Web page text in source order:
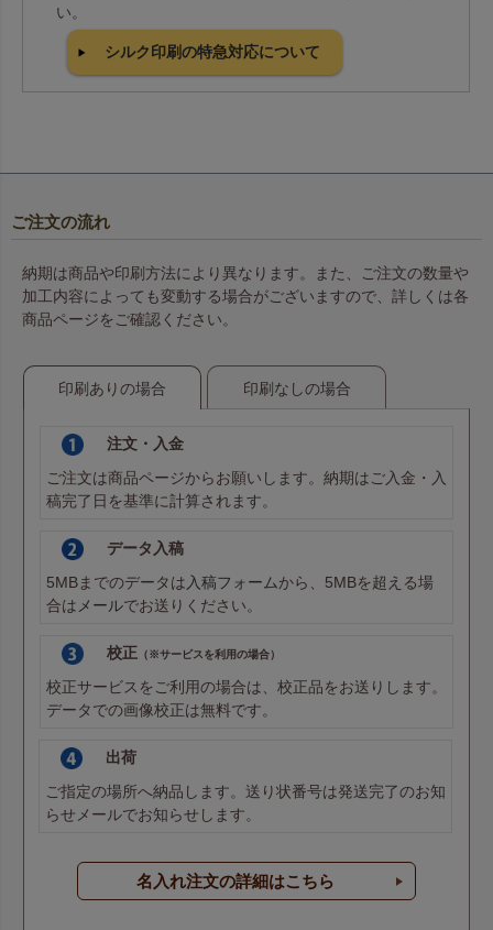
い。
シルク印刷の特急対応について
ご注文の流れ
納期は商品や印刷方法により異なります。また、ご注文の数量や
加工内容によっても変動する場合がございますので、詳しくは各
商品ページをご確認ください。
印刷ありの場合 印刷なしの場合
注文・入金
ご注文は商品ページからお願いします。納期はご入金・入
稿完了日を基準に計算されます。
データ入稿
5MBまでのデータは 入稿フォームから、5MBを超える場
合は メールでお送りください。
校正 （※サービスを利用の場合）
校正サービスをご利用の場合は、校正品をお送りします。
データでの画像校正は無料です。
出荷
ご指定の場所へ納品します。送り状番号は発送完了のお知
らせメールでお知らせします。
名入れ注文の詳細はこちら